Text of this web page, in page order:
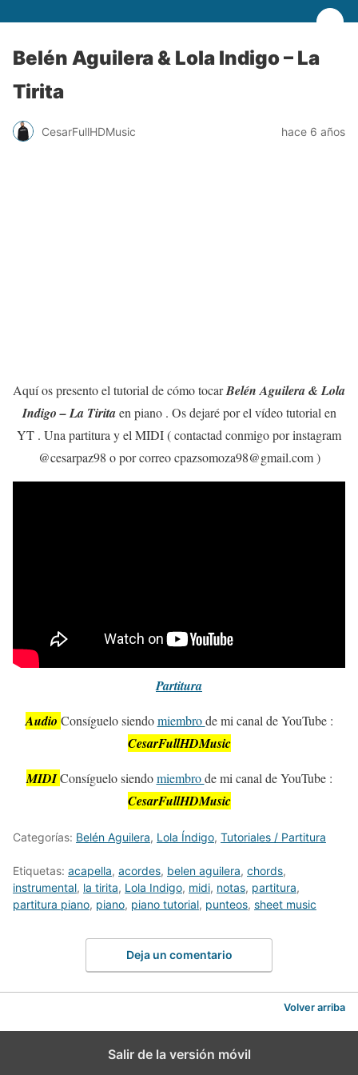
Belén Aguilera & Lola Indigo – La
Tirita
CesarFullHDMusic hace 6 años
Aquí os presento el tutorial de cómo tocarBelén Aguilera & Lola
Indigo – La Tiritaen piano . Os dejaré por el vídeo tutorial en
YT . Una partitura y el MIDI ( contactad conmigo por instagram
@cesarpaz98 o por correo cpazsomoza98@gmail.com )
Partitura
Audio Consíguelo siendomiembrode mi canal de YouTube :
CesarFullHDMusic
MIDI Consíguelo siendomiembrode mi canal de YouTube :
CesarFullHDMusic
Categorías: Belén Aguilera, Lola Índigo, Tutoriales / Partitura
Etiquetas: acapella, acordes, belen aguilera, chords,
instrumental, la tirita, Lola Indigo, midi, notas, partitura,
partitura piano, piano, piano tutorial, punteos, sheet music
Deja un comentario
Volver arriba
Salir de la versión móvil